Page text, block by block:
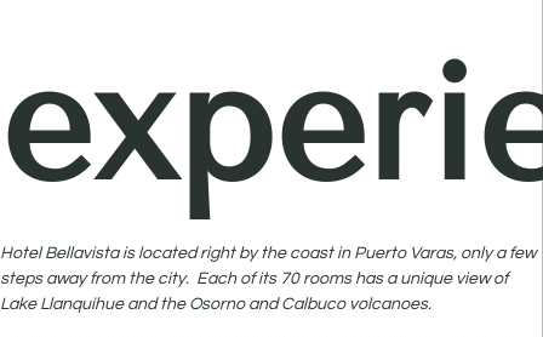
Hotel Bellavista is located right by the coast in Puerto Varas, only a few
steps away from the city. Each of its 70 rooms has a unique view of
Lake Llanquihue and the Osorno and Calbuco volcanoes.